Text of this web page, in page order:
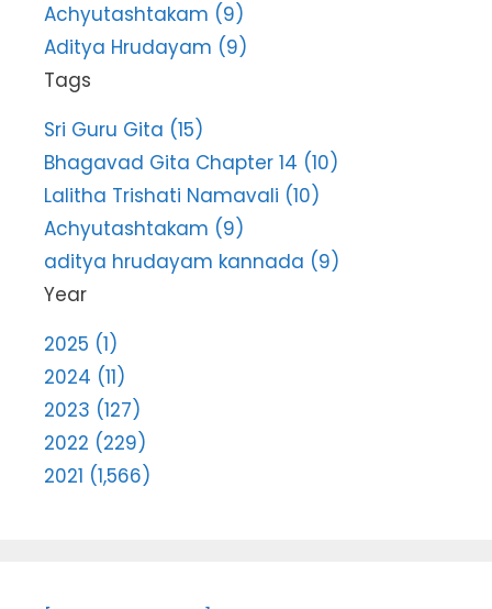
Achyutashtakam (9)
Aditya Hrudayam (9)
Tags
Sri Guru Gita (15)
Bhagavad Gita Chapter 14 (10)
Lalitha Trishati Namavali (10)
Achyutashtakam (9)
aditya hrudayam kannada (9)
Year
2025 (1)
2024 (11)
2023 (127)
2022 (229)
2021 (1,566)